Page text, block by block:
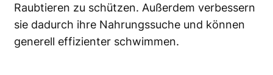
Raubtieren zu schützen. Außerdem verbessern
sie dadurch ihre Nahrungssuche und können
generell effizienter schwimmen.